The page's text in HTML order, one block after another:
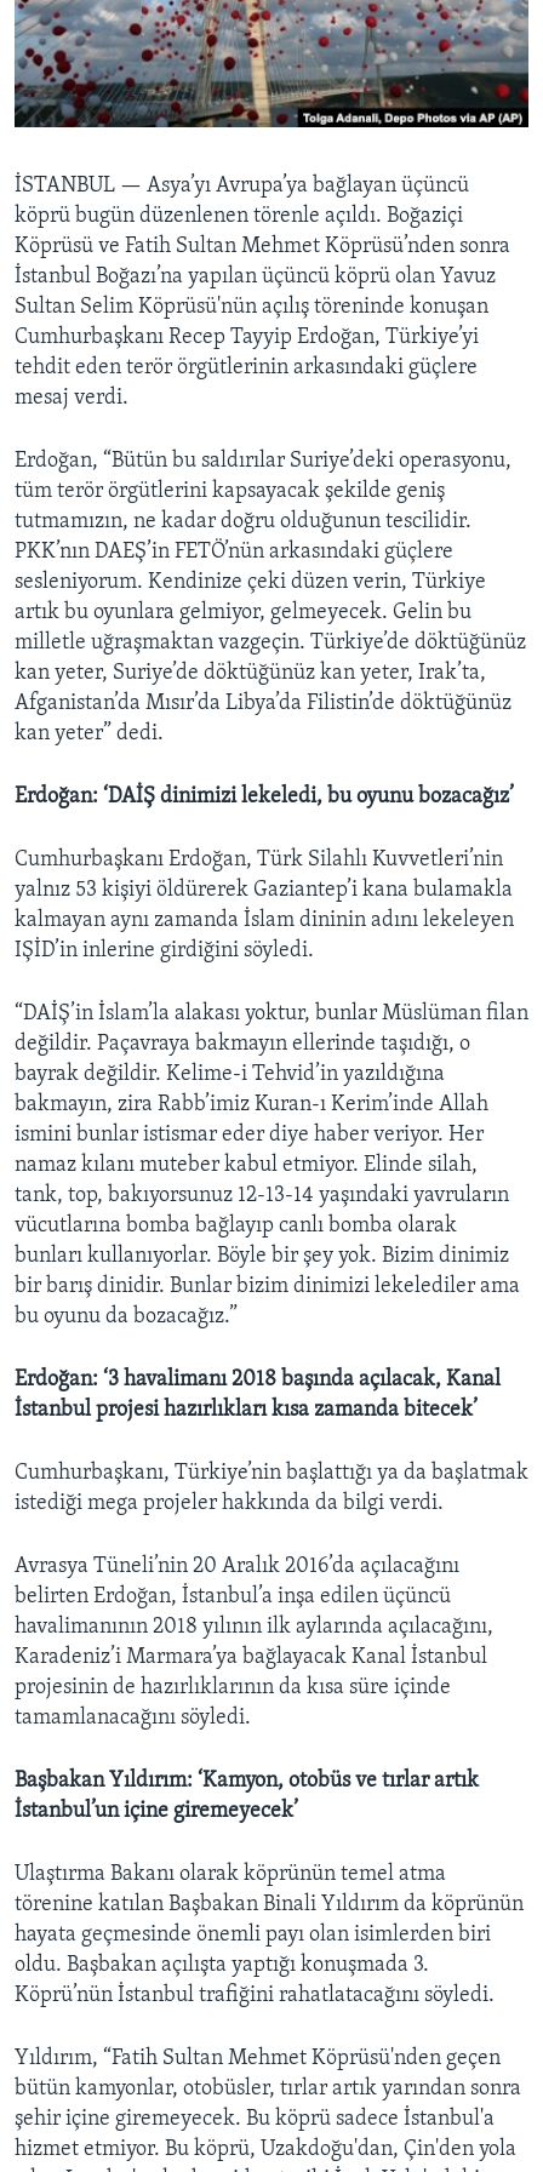
HAYATTAN
SANAT
BIZI TAKIP EDIN
Diller
İSTANBUL — Asya’yı Avrupa’ya bağlayan üçüncü
köprü bugün düzenlenen törenle açıldı. Boğaziçi
Köprüsü ve Fatih Sultan Mehmet Köprüsü’nden sonra
İstanbul Boğazı’na yapılan üçüncü köprü olan Yavuz
Sultan Selim Köprüsü'nün açılış töreninde konuşan
Cumhurbaşkanı Recep Tayyip Erdoğan, Türkiye’yi
tehdit eden terör örgütlerinin arkasındaki güçlere
mesaj verdi.
Erdoğan, “Bütün bu saldırılar Suriye’deki operasyonu,
tüm terör örgütlerini kapsayacak şekilde geniş
tutmamızın, ne kadar doğru olduğunun tescilidir.
PKK’nın DAEŞ’in FETÖ’nün arkasındaki güçlere
sesleniyorum. Kendinize çeki düzen verin, Türkiye
artık bu oyunlara gelmiyor, gelmeyecek. Gelin bu
milletle uğraşmaktan vazgeçin. Türkiye’de döktüğünüz
kan yeter, Suriye’de döktüğünüz kan yeter, Irak’ta,
Afganistan’da Mısır’da Libya’da Filistin’de döktüğünüz
kan yeter” dedi.
Erdoğan: ‘DAİŞ dinimizi lekeledi, bu oyunu bozacağız’
Cumhurbaşkanı Erdoğan, Türk Silahlı Kuvvetleri’nin
yalnız 53 kişiyi öldürerek Gaziantep’i kana bulamakla
kalmayan aynı zamanda İslam dininin adını lekeleyen
IŞİD’in inlerine girdiğini söyledi.
“DAİŞ’in İslam’la alakası yoktur, bunlar Müslüman filan
değildir. Paçavraya bakmayın ellerinde taşıdığı, o
bayrak değildir. Kelime-i Tehvid’in yazıldığına
bakmayın, zira Rabb’imiz Kuran-ı Kerim’inde Allah
ismini bunlar istismar eder diye haber veriyor. Her
namaz kılanı muteber kabul etmiyor. Elinde silah,
tank, top, bakıyorsunuz 12-13-14 yaşındaki yavruların
vücutlarına bomba bağlayıp canlı bomba olarak
bunları kullanıyorlar. Böyle bir şey yok. Bizim dinimiz
bir barış dinidir. Bunlar bizim dinimizi lekelediler ama
bu oyunu da bozacağız.”
Erdoğan: ‘3 havalimanı 2018 başında açılacak, Kanal
İstanbul projesi hazırlıkları kısa zamanda bitecek’
Cumhurbaşkanı, Türkiye’nin başlattığı ya da başlatmak
istediği mega projeler hakkında da bilgi verdi.
Avrasya Tüneli’nin 20 Aralık 2016’da açılacağını
belirten Erdoğan, İstanbul’a inşa edilen üçüncü
havalimanının 2018 yılının ilk aylarında açılacağını,
Karadeniz’i Marmara’ya bağlayacak Kanal İstanbul
projesinin de hazırlıklarının da kısa süre içinde
tamamlanacağını söyledi.
Başbakan Yıldırım: ‘Kamyon, otobüs ve tırlar artık
İstanbul’un içine giremeyecek’
Ulaştırma Bakanı olarak köprünün temel atma
törenine katılan Başbakan Binali Yıldırım da köprünün
hayata geçmesinde önemli payı olan isimlerden biri
oldu. Başbakan açılışta yaptığı konuşmada 3.
Köprü’nün İstanbul trafiğini rahatlatacağını söyledi.
Yıldırım, “Fatih Sultan Mehmet Köprüsü'nden geçen
bütün kamyonlar, otobüsler, tırlar artık yarından sonra
şehir içine giremeyecek. Bu köprü sadece İstanbul'a
hizmet etmiyor. Bu köprü, Uzakdoğu'dan, Çin'den yola